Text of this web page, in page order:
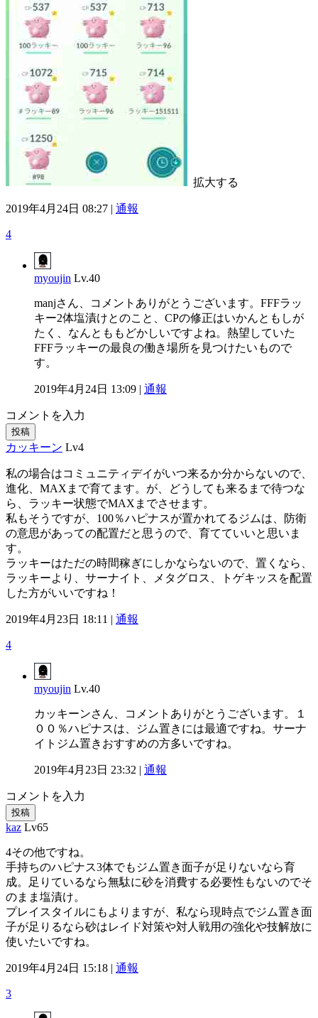
拡大する
2019年4月24日 08:27 | 通報
4
myoujin Lv.40
manjさん、コメントありがとうございます。FFFラッ
キー2体塩漬けとのこと、CPの修正はいかんともしが
たく、なんとももどかしいですよね。熱望していた
FFFラッキーの最良の働き場所を見つけたいもので
す。
2019年4月24日 13:09 | 通報
コメントを入力
投稿
カッキーン Lv4
私の場合はコミュニティデイがいつ来るか分からないので、
進化、MAXまで育てます。が、どうしても来るまで待つな
ら、ラッキー状態でMAXまでさせます。
私もそうですが、100％ハピナスが置かれてるジムは、防衛
の意思があっての配置だと思うので、育てていいと思いま
す。
ラッキーはただの時間稼ぎにしかならないので、置くなら、
ラッキーより、サーナイト、メタグロス、トゲキッスを配置
した方がいいですね！
2019年4月23日 18:11 | 通報
4
myoujin Lv.40
カッキーンさん、コメントありがとうございます。１
００％ハピナスは、ジム置きには最適ですね。サーナ
イトジム置きおすすめの方多いですね。
2019年4月23日 23:32 | 通報
コメントを入力
投稿
kaz Lv65
4その他ですね。
手持ちのハピナス3体でもジム置き面子が足りないなら育
成。足りているなら無駄に砂を消費する必要性もないのでそ
のまま塩漬け。
プレイスタイルにもよりますが、私なら現時点でジム置き面
子が足りるなら砂はレイド対策や対人戦用の強化や技解放に
使いたいですね。
2019年4月24日 15:18 | 通報
3